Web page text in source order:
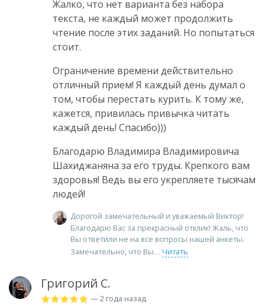
Жалко, что нет варианта без набора
текста, не каждый может продолжить
чтение после этих заданий. Но попытаться
стоит.
Ограничение времени действительно
отличный прием! Я каждый день думал о
том, чтобы перестать курить. К тому же,
кажется, привилась привычка читать
каждый день! Спасибо)))
Благодарю Владимира Владимировича
Шахиджаняна за его труды. Крепкого вам
здоровья! Ведь вы его укрепляете тысячам
людей!
Дорогой замечательный и уважаемый Виктор!
Благодарю Вас за прекрасный отклик! Жаль, что
Вы ответили не на все вопросы нашей анкеты.
Замечательно, что Вы
Читать
Григорий С.
— 2 года назад